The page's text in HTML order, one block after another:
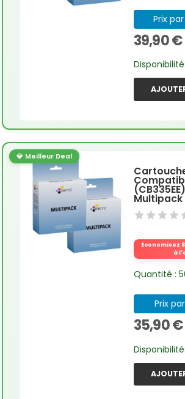
Prix
39,90 €
Disponibilité:
💎 Meilleur Deal
Multipack
Économisez
à
Quantité :
Prix
35,90 €
Disponibilité: